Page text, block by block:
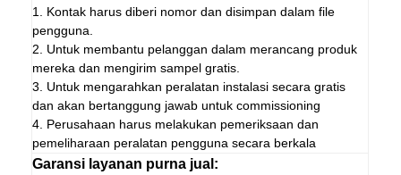
1. Kontak harus diberi nomor dan disimpan dalam file
pengguna.
2. Untuk membantu pelanggan dalam merancang produk
mereka dan mengirim sampel gratis.
3. Untuk mengarahkan peralatan instalasi secara gratis
dan akan bertanggung jawab untuk commissioning
4. Perusahaan harus melakukan pemeriksaan dan
pemeliharaan peralatan pengguna secara berkala
Garansi layanan purna jual: